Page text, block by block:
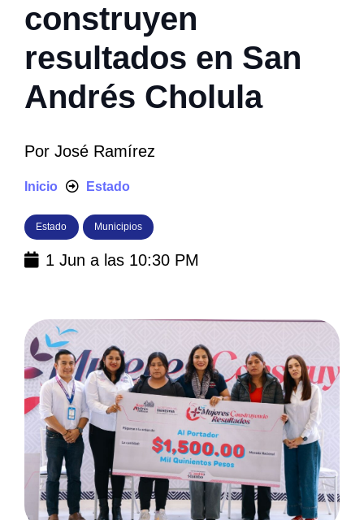
construyen
resultados en San
Andrés Cholula
Por José Ramírez
Inicio Estado
Estado Municipios
1 Jun a las 10:30 PM